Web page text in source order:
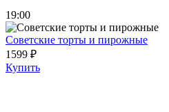
19:00
Советские торты и пирожные
1599 ₽
Купить